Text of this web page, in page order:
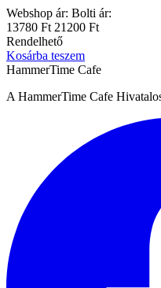
Webshop ár: Bolti ár:
13780 Ft 21200 Ft
Rendelhető
Kosárba teszem
HammerTime Cafe
A HammerTime Cafe